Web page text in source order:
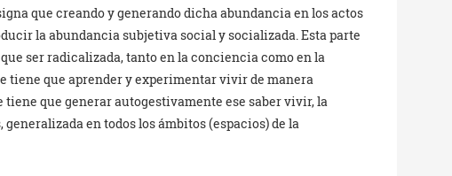
que creando y generando dicha abundancia en los actos
la abundancia subjetiva social y socializada. Esta parte
ser radicalizada, tanto en la conciencia como en la
tiene que aprender y experimentar vivir de manera
que generar autogestivamente ese saber vivir, la
en todos los ámbitos (espacios) de la